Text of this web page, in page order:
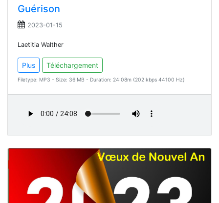
Guérison
2023-01-15
Laetitia Walther
Plus Téléchargement
Filetype: MP3 - Size: 36 MB - Duration: 24:08m (202 kbps 44100 Hz)